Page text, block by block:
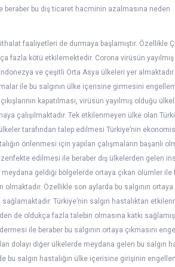
beraber bu dış ticaret hacminin azalmasına neden
faaliyetleri de durmaya başlamıştır. Özellikle
fazla kötü etkilemektedir. Corona virüsün
ve çeşitli Orta Asya ülkeleri yer
ile bu salgının ülke içerisine girmesini
kapatılması, virüsün yayılmış olduğu
çalışılmaktadır. Tek etkilenmeyen ülke olan
tarafından talep edilmesi Türkiye’nin
önlenmesi için yapılan çalışmaların başarılı
edilmesi ile beraber dış ülkelerden gelen
meydana geldiği bölgelerde ortaya çıkan ölümler ile
Özellikle son aylarda bu salgının ortaya
Türkiye’nin salgın hastalıktan
de oldukça fazla talebin olmasına katkı
ile beraber bu salgının ortaya çıkmasını
dolayı diğer ülkelerde meydana gelen bu salgın
bu salgın hastalığın ülke içerisine girişinin